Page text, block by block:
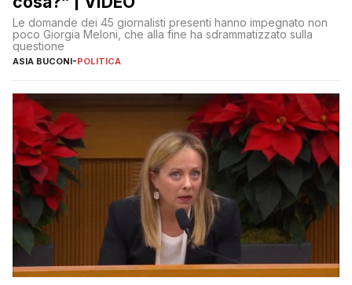
Le domande dei 45 giornalisti presenti hanno impegnato non
poco Giorgia Meloni, che alla fine ha sdrammatizzato sulla
questione
ASIA BUCONI-POLITICA